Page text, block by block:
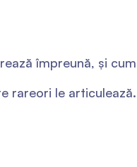
împreună, și
rareori le